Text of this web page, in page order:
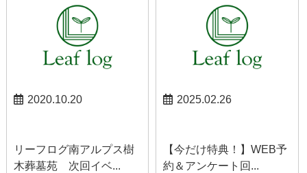
2020.10.20
リーフログ南アルプス樹
木葬墓苑 次回イベ...
2025.02.26
【今だけ特典！】WEB予
約＆アンケート回...